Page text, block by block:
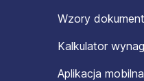
Wzory
Kalkulator
Aplikacja